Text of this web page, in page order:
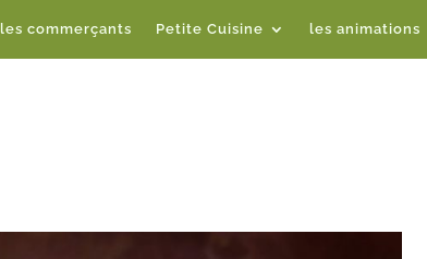
les commerçants Petite Cuisine les animations